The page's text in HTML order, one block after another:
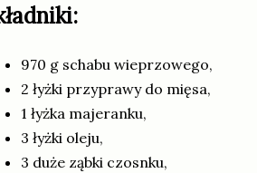
970 g schabu wieprzowego,
2 łyżki przyprawy do mięsa,
1 łyżka majeranku,
3 łyżki oleju,
3 duże ząbki czosnku,